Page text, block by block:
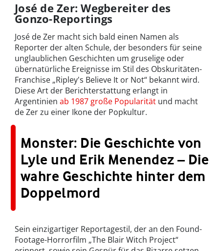
José de Zer: Wegbereiter des
Gonzo-Reportings
José de Zer macht sich bald einen Namen als
Reporter der alten Schule, der besonders für seine
unglaublichen Geschichten um gruselige oder
übernatürliche Ereignisse im Stil des Obskuritäten-
Franchise „Ripley's Believe It or Not“ bekannt wird.
Diese Art der Berichterstattung erlangt in
Argentinien ab 1987 große Popularität und macht
de Zer zu einer Ikone der Popkultur.
Monster: Die Geschichte von
Lyle und Erik Menendez – Die
wahre Geschichte hinter dem
Doppelmord
Sein einzigartiger Reportagestil, der an den Found-
Footage-Horrorfilm „The Blair Witch Project“